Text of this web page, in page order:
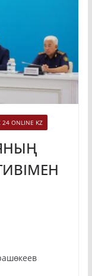
24 ONLINE KZ